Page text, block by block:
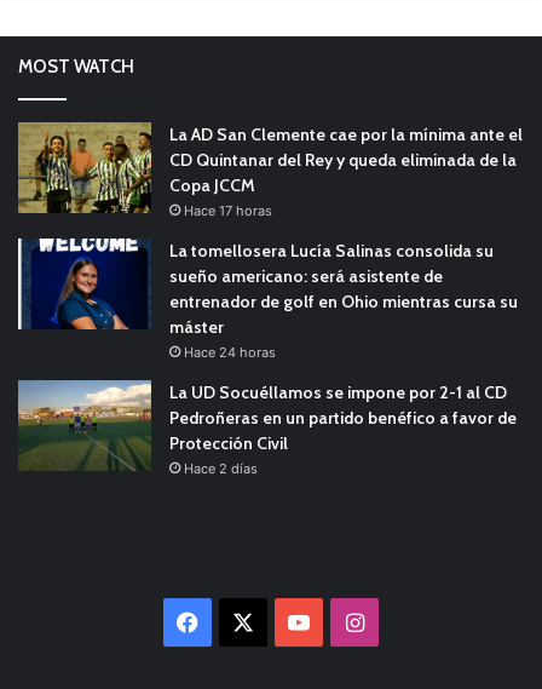
MOST WATCH
La AD San Clemente cae por la mínima ante el
CD Quintanar del Rey y queda eliminada de la
Copa JCCM
Hace 17 horas
La tomellosera Lucía Salinas consolida su
sueño americano: será asistente de
entrenador de golf en Ohio mientras cursa su
máster
Hace 24 horas
La UD Socuéllamos se impone por 2-1 al CD
Pedroñeras en un partido benéfico a favor de
Protección Civil
Hace 2 días
Facebook YouTubeInstagram